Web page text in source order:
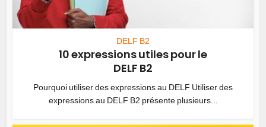
DELF B2
10 expressions utiles pour le
DELF B2
Pourquoi utiliser des expressions au DELF Utiliser des
expressions au DELF B2 présente plusieurs...